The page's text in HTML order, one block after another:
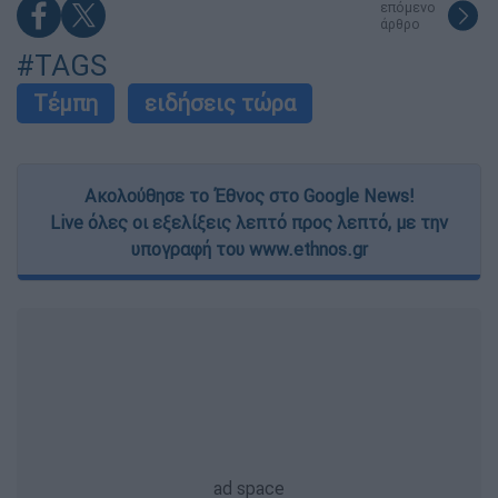
επόμενο
άρθρο
#TAGS
Τέμπη ειδήσεις τώρα
Ακολούθησε το Έθνος στο Google News!
Live όλες οι εξελίξεις λεπτό προς λεπτό, με την
υπογραφή του www.ethnos.gr